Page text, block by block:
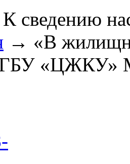
К сведению
→ «В
«ЦЖКУ»